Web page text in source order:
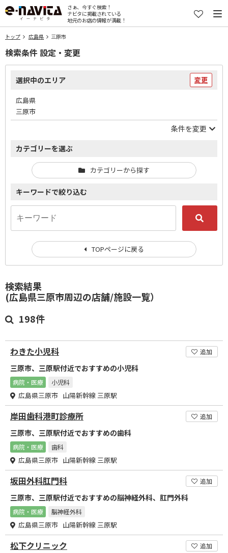
さぁ、今すぐ検索！
ナビタに掲載されている
地元のお店の情報が満載！
トップ 広島県 三原市
検索結果
(広島県三原市周辺の店舗/施設一覧）
198件
わきた小児科 追加
三原市、三原駅付近でおすすめの小児科
病院・医療 小児科
広島県三原市 山陽新幹線 三原駅
岸田歯科港町診療所 追加
三原市、三原駅付近でおすすめの歯科
病院・医療 歯科
広島県三原市 山陽新幹線 三原駅
坂田外科肛門科 追加
三原市、三原駅付近でおすすめの脳神経外科、肛門外科
病院・医療 脳神経外科
広島県三原市 山陽新幹線 三原駅
松下クリニック 追加
検索条件 設定・変更
選択中のエリア 変更
広島県
三原市
条件を変更
カテゴリーを選ぶ
カテゴリーから探す
キーワードで絞り込む
TOPページに戻る